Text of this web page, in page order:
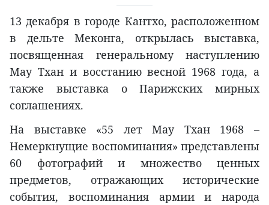
13 декабря в городе Кантхо, расположенном
в дельте Меконга, открылась выставка,
посвященная генеральному наступлению
Мау Тхан и восстанию весной 1968 года, а
также выставка о Парижских мирных
соглашениях.
На выставке «55 лет Maу Тхан 1968 –
Немеркнущие воспоминания» представлены
60 фотографий и множество ценных
предметов, отражающих исторические
события, воспоминания армии и народа